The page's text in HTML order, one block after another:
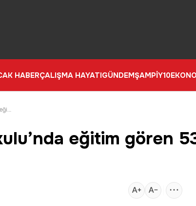
HABERÇALIŞMA HAYATIGÜNDEMŞAMPİY10
Gaziantep'te Evlilik Okulu’nda eğitim gören 530 çifte sertifika
eğitim gören